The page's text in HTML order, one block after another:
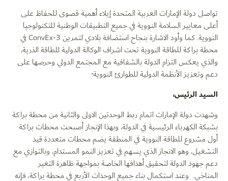
تواصل دولة الإمارات العربية المتحدة إيلاء أهمية قصوى للحفاظ على
أعلى معايير السلامة النووية في جميع التطبيقات الوطنية للتكنولوجيا
النووية. كما وأود الاشارة بنجاح استضافة بلادي لتمرين ConvEx-3 في
محطة براكة للطاقة النووية تحت اشراف الوكالة الدولية للطاقة الذرية،
والذي يعكس التزام الدولة بالشفافية مع المجتمع الدولي وحرصها على
دعم وتعزيز الأنظمة الدولية للطوارئ النووية.
السيد الرئيس،
وشهدت دولة الإمارات اتمام ربط الوحدتين الاولى والثانية من محطة براكة
بشبكة الكهرباء الرئيسية في الدولة، وبهذا الإنجاز أصبحت محطات براكة
أول مشروع للطاقة النووية في المنطقة يضم محطات متعددة قيد
التشغيل، وهو الانجاز الذي يسهم في تعزيز النمو المستدام، وبالتوازي مع
دعم جهود الدولة لتحقيق أهدافها الخاصة بمواجهة ظاهرة التغير
المناخي. وعند استكمال بناء جميع الوحدات الأربع في محطة براكة، فإنه